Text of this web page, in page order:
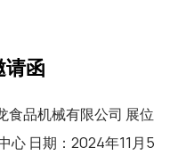
请函
食品机械有限公司 展位
心 日期：2024年11月5